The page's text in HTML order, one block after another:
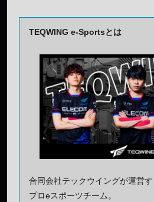
TEQWING e-Sportsとは
合同会社テックウイングが運営
プロeスポーツチーム。